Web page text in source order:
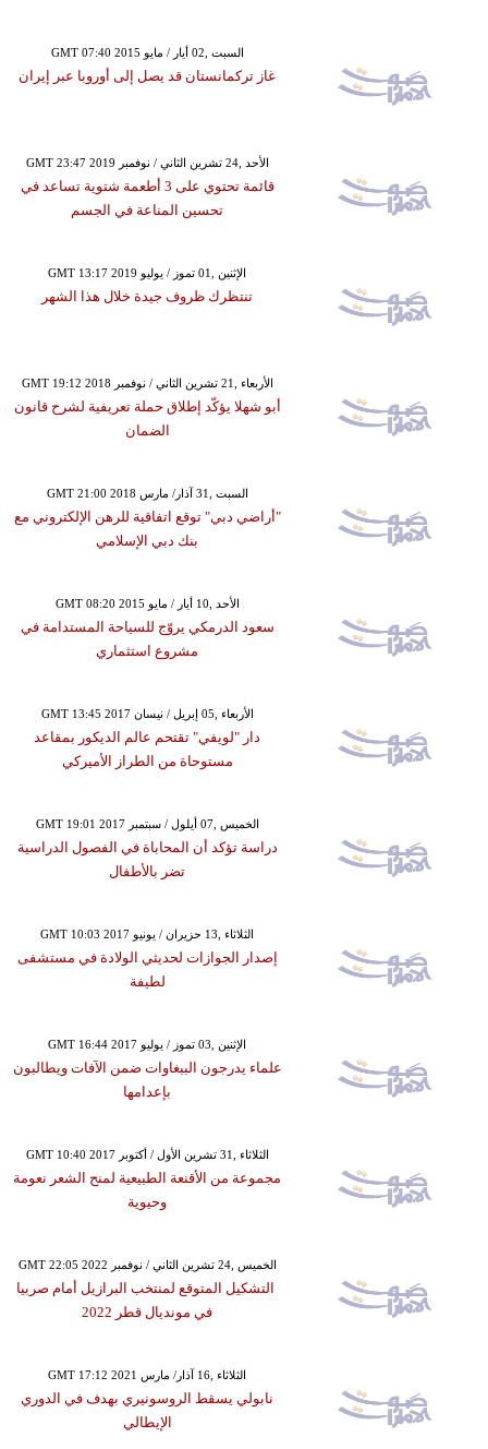
GMT 07:40 2015 السبت ,02 أيار / مايو
غاز تركمانستان قد يصل إلى أوروبا عبر إيران
GMT 23:47 2019 الأحد ,24 تشرين الثاني / نوفمبر
قائمة تحتوي على 3 أطعمة شتوية تساعد في
تحسين المناعة في الجسم
GMT 13:17 2019 الإثنين ,01 تموز / يوليو
تنتظرك ظروف جيدة خلال هذا الشهر
GMT 19:12 2018 الأربعاء ,21 تشرين الثاني / نوفمبر
أبو شهلا يؤكّد إطلاق حملة تعريفية لشرح قانون
الضمان
GMT 21:00 2018 السبت ,31 آذار/ مارس
"أراضي دبي" توقع اتفاقية للرهن الإلكتروني مع
بنك دبي الإسلامي
GMT 08:20 2015 الأحد ,10 أيار / مايو
سعود الدرمكي يروّج للسياحة المستدامة في
مشروع استثماري
GMT 13:45 2017 الأربعاء ,05 إبريل / نيسان
دار "لويفي" تقتحم عالم الديكور بمقاعد
مستوحاة من الطراز الأميركي
GMT 19:01 2017 الخميس ,07 أيلول / سبتمبر
دراسة تؤكد أن المحاباة في الفصول الدراسية
تضر بالأطفال
GMT 10:03 2017 الثلاثاء ,13 حزيران / يونيو
إصدار الجوازات لحديثي الولادة في مستشفى
لطيفة
GMT 16:44 2017 الإثنين ,03 تموز / يوليو
علماء يدرجون الببغاوات ضمن الآفات ويطالبون
بإعدامها
GMT 10:40 2017 الثلاثاء ,31 تشرين الأول / أكتوبر
مجموعة من الأقنعة الطبيعية لمنح الشعر نعومة
وحيوية
GMT 22:05 2022 الخميس ,24 تشرين الثاني / نوفمبر
التشكيل المتوقع لمنتخب البرازيل أمام صربيا
في مونديال قطر 2022
GMT 17:12 2021 الثلاثاء ,16 آذار/ مارس
نابولي يسقط الروسونيري بهدف في الدوري
الإيطالي